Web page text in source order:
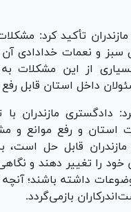
تأکید کرد:
و نعمات خدادادی آن
از این مشکلات به
داخل استان قابل
دادگستری مازندران
استان و رفع موانع و
قابل حل
خود را تغییر دهند و
داشته باشند؛
بازمی‌گردد.